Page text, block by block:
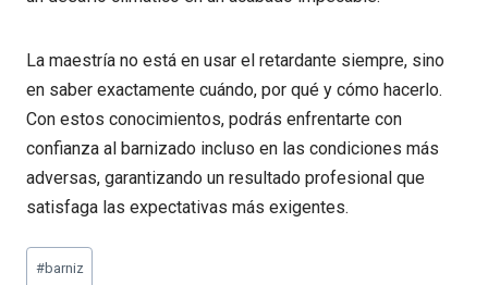
La maestría no está en usar el retardante siempre, sino
en saber exactamente cuándo, por qué y cómo hacerlo.
Con estos conocimientos, podrás enfrentarte con
confianza al barnizado incluso en las condiciones más
adversas, garantizando un resultado profesional que
satisfaga las expectativas más exigentes.
Etiquetas
#barniz